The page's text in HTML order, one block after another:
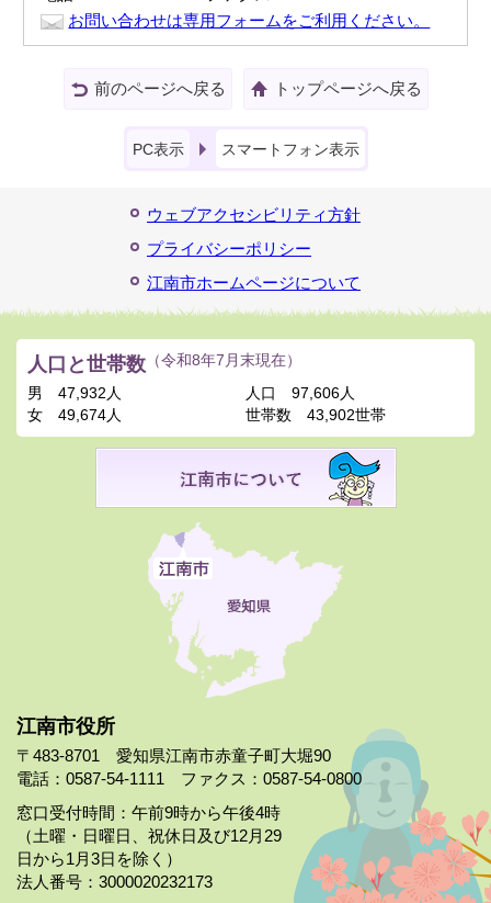
お問い合わせは専用フォームをご利用ください。
前のページへ戻る トップページへ戻る
PC表示 スマートフォン表示
ウェブアクセシビリティ方針
プライバシーポリシー
江南市ホームページについて
江南市役所
〒483-8701 愛知県江南市赤童子町大堀90
電話：0587-54-1111 ファクス：0587-54-0800
窓口受付時間：午前9時から午後4時
（土曜・日曜日、祝休日及び12月29
日から1月3日を除く）
法人番号：3000020232173
人口と世帯数 （令和8年7月末現在）
男
47,932人
女
49,674人
人口
97,606人
世帯数
43,902世帯